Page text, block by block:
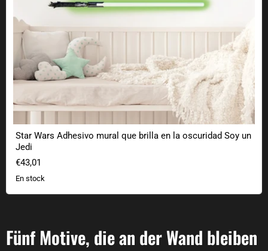
Star Wars Adhesivo mural que brilla en la oscuridad Soy un
Jedi
€43,01
En stock
Fünf Motive, die an der Wand bleiben